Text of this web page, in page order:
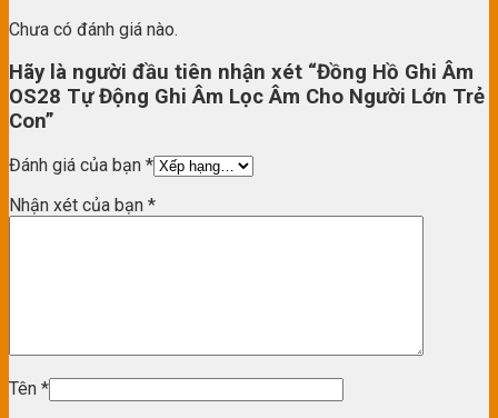
Chưa có đánh giá nào.
Hãy là người đầu tiên nhận xét “Đồng Hồ Ghi Âm
OS28 Tự Động Ghi Âm Lọc Âm Cho Người Lớn Trẻ
Con”
Đánh giá của bạn *
Nhận xét của bạn *
Tên *